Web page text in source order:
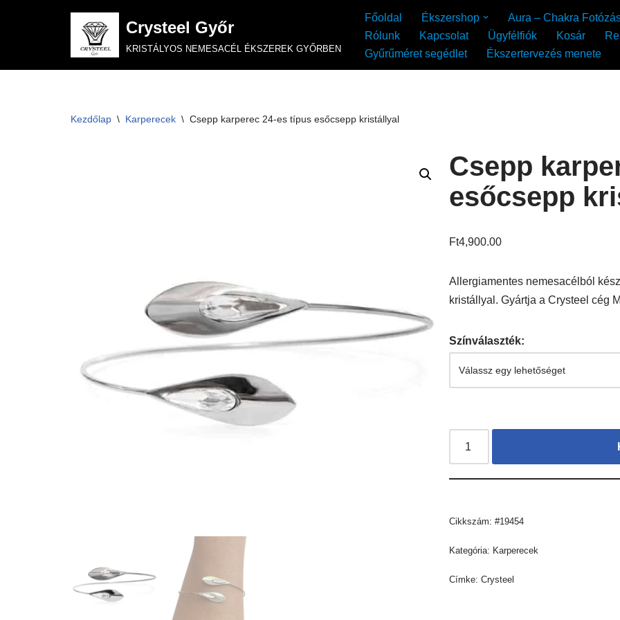
Crysteel Győr
KRISTÁLYOS NEMESACÉL ÉKSZEREK GYŐRBEN
Főoldal Ékszershop Aura – Chakra
Rólunk
Kapcsolat Ügyfélfiók Kosár
Gyűrűméret segédlet
Ékszertervezés menete
Kezdőlap \ Karperecek \ Csepp karperec 24-es típus esőcsepp kristállyal
Csepp
esőcsepp
Ft4,900.00
Allergiamentes nemesacélból
kristállyal. Gyártja a Crysteel cég
Színválaszték:
Cikkszám:#19454
Kategória: Karperecek
Címke:Crysteel